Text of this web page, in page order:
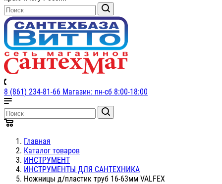
8 (861) 234-81-66 Магазин: пн-сб 8:00-18:00
Главная
Каталог товаров
ИНСТРУМЕНТ
ИНСТРУМЕНТЫ ДЛЯ САНТЕХНИКА
Ножницы д/пластик труб 16-63мм VALFEX